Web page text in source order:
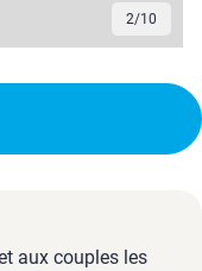
2/10
aux couples les